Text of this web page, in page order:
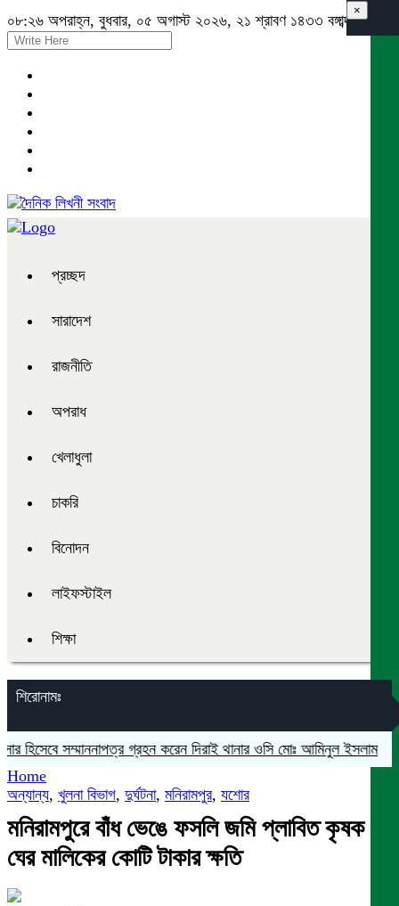
০৮:২৬ অপরাহ্ন, বুধবার, ০৫ অগাস্ট ২০২৬, ২১ শ্রাবণ ১৪৩৩ বঙ্গাব্দ
প্রচ্ছদ
সারাদেশ
রাজনীতি
অপরাধ
খেলাধুলা
চাকরি
বিনোদন
লাইফস্টাইল
শিক্ষা
শিরোনামঃ
সম্মাননাপত্র গ্রহন করেন দিরাই থানার ওসি মোঃ আমিনুল ইসলাম মদনে
×
Home
অন্যান্য, খুলনা বিভাগ, দুর্ঘটনা, মনিরামপুর, যশোর
মনিরামপুরে বাঁধ ভেঙে ফসলি জমি প্লাবিত কৃষক ও
ঘের মালিকের কোটি টাকার ক্ষতি